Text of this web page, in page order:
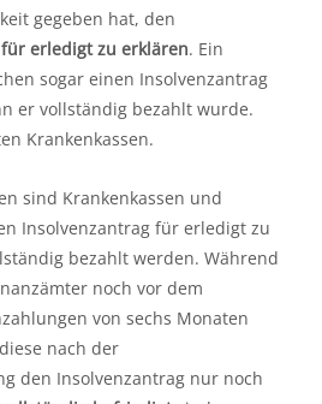
gegeben hat, den
erledigt zu erklären. Ein
sogar einen Insolvenzantrag
er vollständig bezahlt wurde.
Krankenkassen.
sind Krankenkassen und
Insolvenzantrag für erledigt zu
bezahlt werden. Während
noch vor dem
von sechs Monaten
nach der
den Insolvenzantrag nur noch